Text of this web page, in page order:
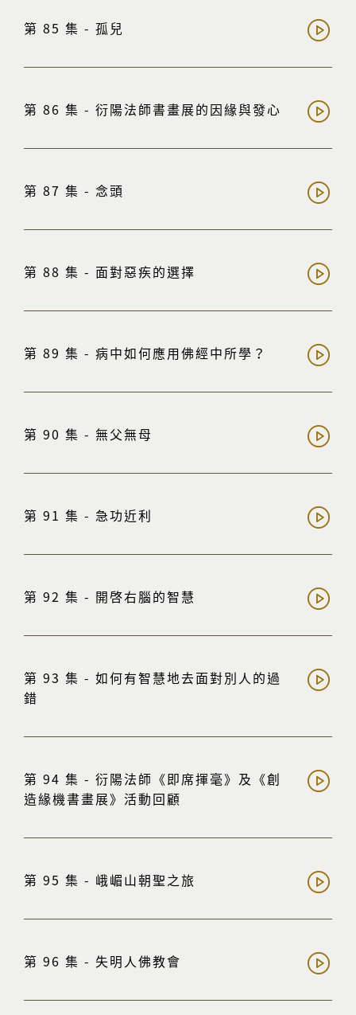
第 85 集 - 孤兒
第 86 集 - 衍陽法師書畫展的因緣與發心
第 87 集 - 念頭
第 88 集 - 面對惡疾的選擇
第 89 集 - 病中如何應用佛經中所學？
第 90 集 - 無父無母
第 91 集 - 急功近利
第 92 集 - 開啓右腦的智慧
第 93 集 - 如何有智慧地去面對別人的過
錯
第 94 集 - 衍陽法師《即席揮毫》及《創
造緣機書畫展》活動回顧
第 95 集 - 峨嵋山朝聖之旅
第 96 集 - 失明人佛教會